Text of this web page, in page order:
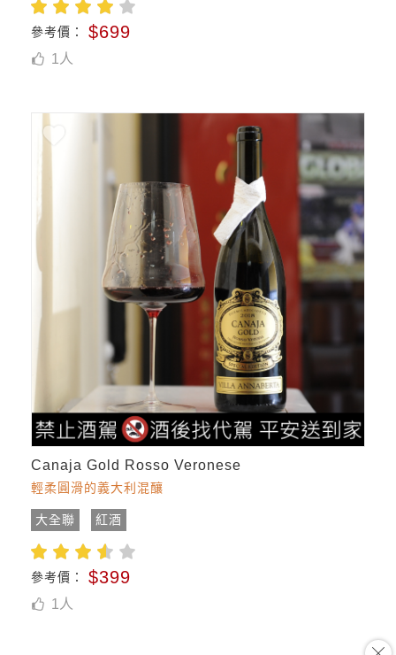
參考價： $699
1 人
Canaja Gold Rosso Veronese
輕柔圓滑的義大利混釀
大全聯 紅酒
參考價： $399
1 人